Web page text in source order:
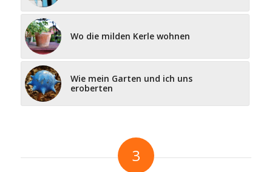
Wo die milden Kerle wohnen
Wie mein Garten und ich uns
eroberten
3